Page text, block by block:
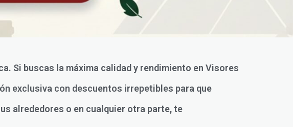
Si buscas la máxima calidad y rendimiento en Visores
exclusiva con descuentos irrepetibles para que
alrededores o en cualquier otra parte, te